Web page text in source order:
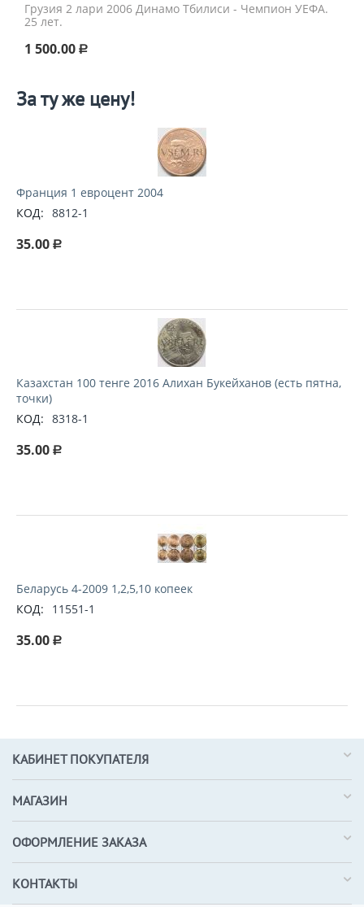
Грузия 2 лари 2006 Динамо Тбилиси - Чемпион УЕФА.
25 лет.
1 500.00 Р
За ту же цену!
Франция 1 евроцент 2004
КОД: 8812-1
35.00 Р
Казахстан 100 тенге 2016 Алихан Букейханов (есть пятна,
точки)
КОД: 8318-1
35.00 Р
Беларусь 4-2009 1,2,5,10 копеек
КОД:
11551-1
35.00 Р
КАБИНЕТ ПОКУПАТЕЛЯ
МАГАЗИН
ОФОРМЛЕНИЕ ЗАКАЗА
КОНТАКТЫ